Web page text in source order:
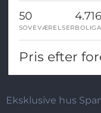
50
SOVEVÆRELSER
Pris efter
Eksklusive hus